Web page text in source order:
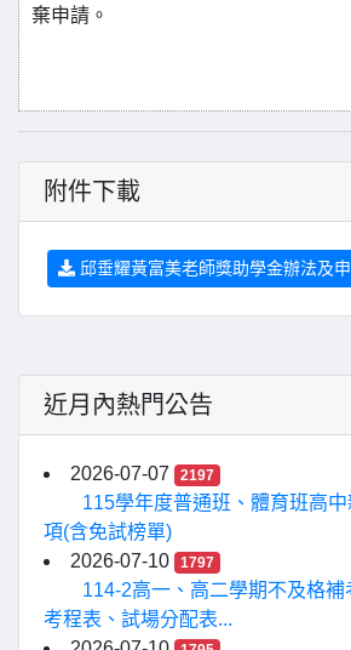
棄申請。
附件下載
邱垂耀黃富美老師獎助學金辦法及
近月內熱門公告
2026-07-07 2197
115學年度普通班、體育班高
項(含免試榜單)
2026-07-10
1797
114-2高一、高二學期不及格
考程表、試場分配表...